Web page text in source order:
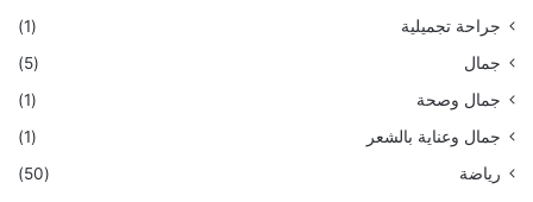
جراحة تجميلية
(1)
جمال
(5)
جمال وصحة
(1)
جمال وعناية بالشعر
(1)
رياضة
(50)